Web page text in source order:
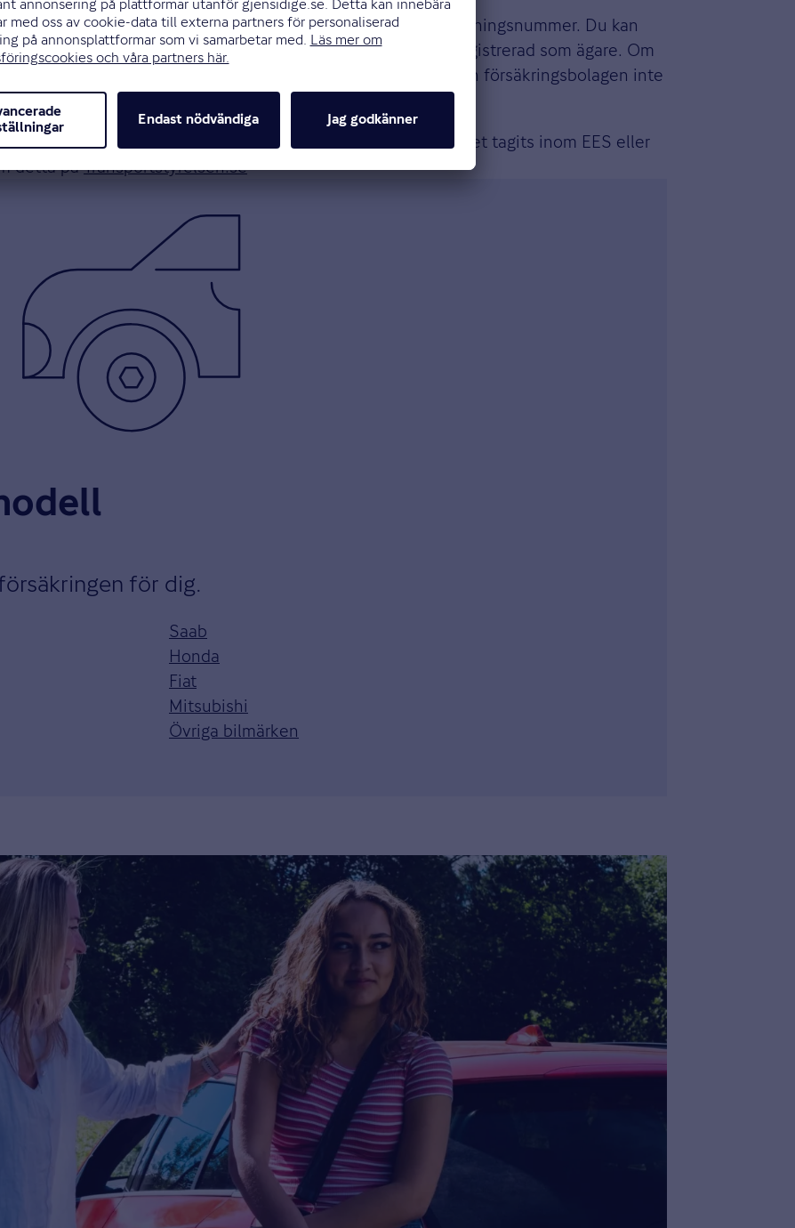
legitimera dig med ett svenskt personnummer eller samordningsnummer. Du kan
om ägarbyte hos Transportstyrelsen, för att få bli registrerad som ägare. Om
teckna en försäkring på bilen. Enligt
kan försäkringsbolagen inte
att du uppfyller vissa krav. Beroende på om körkortet tagits inom EES eller
detta påTransportstyrelsen.se
för dig.
Saab
Honda
Fiat
Mitsubishi
Övriga bilmärken